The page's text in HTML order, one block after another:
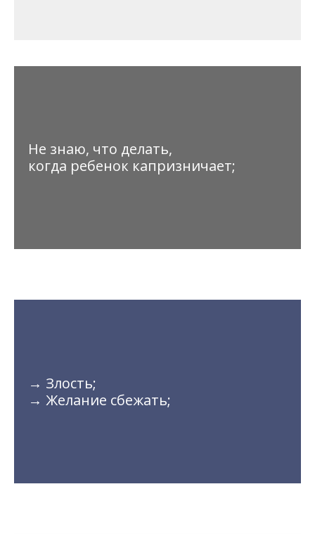
Не знаю, что делать,
когда ребенок капризничает;
→ Злость;
→ Желание сбежать;